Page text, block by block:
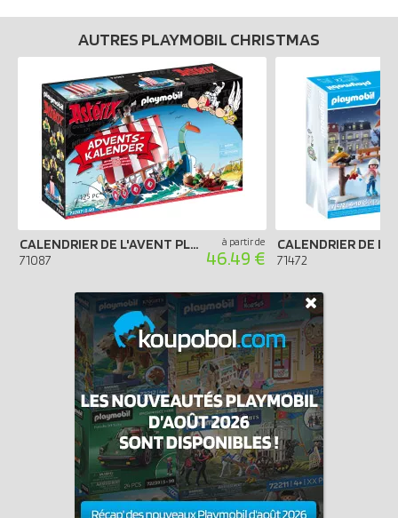
AUTRES PLAYMOBIL CHRISTMAS
CALENDRIER DE L'AVENT PLAYMOBIL 2022 - ASTÉRIX ET LES PIRATES
71087
à partir de
46.49 € 71472